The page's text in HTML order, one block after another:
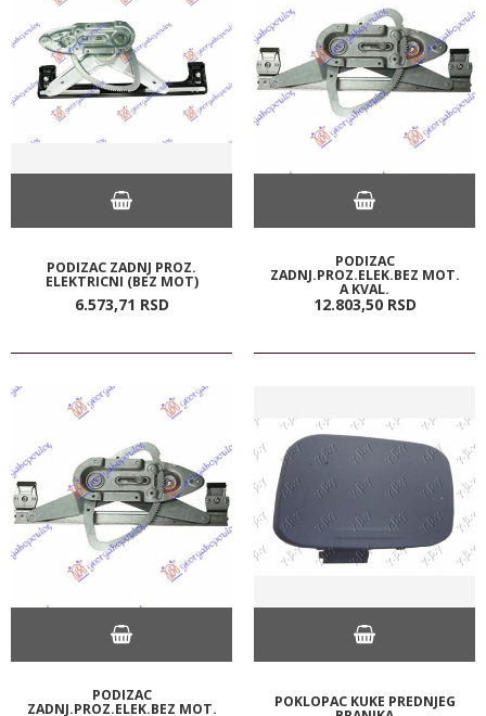
PODIZAC ZADNJ PROZ.
ELEKTRICNI (BEZ MOT)
6.573,71 RSD
PODIZAC
ZADNJ.PROZ.ELEK.BEZ MOT.
A KVAL.
12.803,50 RSD
PODIZAC
ZADNJ.PROZ.ELEK.BEZ MOT. POKLOPAC KUKE PREDNJEG